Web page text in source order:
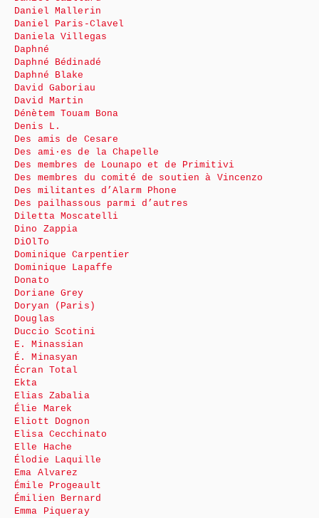
Daniel Mallerin
Daniel Paris-Clavel
Daniela Villegas
Daphné
Daphné Bédinadé
Daphné Blake
David Gaboriau
David Martin
Dénètem Touam Bona
Denis L.
Des amis de Cesare
Des ami·es de la Chapelle
Des membres de Lounapo et de Primitivi
Des membres du comité de soutien à Vincenzo
Des militantes d’Alarm Phone
Des pailhassous parmi d’autres
Diletta Moscatelli
Dino Zappia
DiOlTo
Dominique Carpentier
Dominique Lapaffe
Donato
Doriane Grey
Doryan (Paris)
Douglas
Duccio Scotini
E. Minassian
É. Minasyan
Écran Total
Ekta
Elias Zabalia
Élie Marek
Eliott Dognon
Elisa Cecchinato
Elle Hache
Élodie Laquille
Ema Alvarez
Émile Progeault
Émilien Bernard
Emma Piqueray